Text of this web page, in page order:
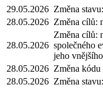
29.05.2026 Změna
28.05.2026 Změna cílů:
28.05.2026
Změna cílů:
společného
jeho
28.05.2026 Změna kódu
28.05.2026 Změna